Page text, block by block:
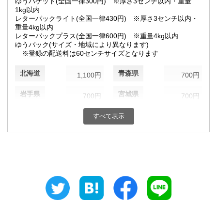
1kg以内
レターパックライト(全国一律430円) ※厚さ3センチ以内・
重量4kg以内
レターパックプラス(全国一律600円) ※重量4kg以内
ゆうパック(サイズ・地域により異なります)
※登録の配送料は60センチサイズとなります
北海道 1,100円 青森県 700円
岩手県 700円 宮城県 700円
700円 山形県
700円 千葉県
700円 神奈川県
すべて表示